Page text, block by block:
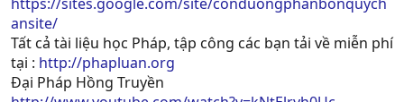
ansite/
Tất cả tài liệu học Pháp, tập công các bạn tải về miễn phí
tại : http://phapluan.org
Đại Pháp Hồng Truyền